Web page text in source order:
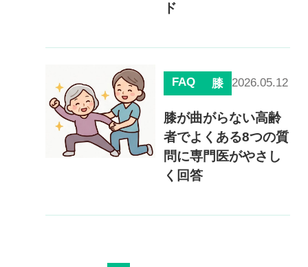
ド
FAQ 膝 2026.05.12
膝が曲がらない高齢
者でよくある8つの質
問に専門医がやさし
く回答